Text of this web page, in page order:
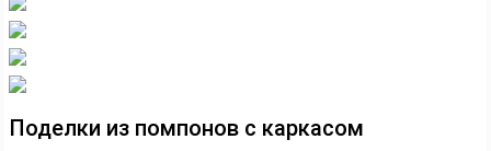
Поделки из помпонов с каркасом